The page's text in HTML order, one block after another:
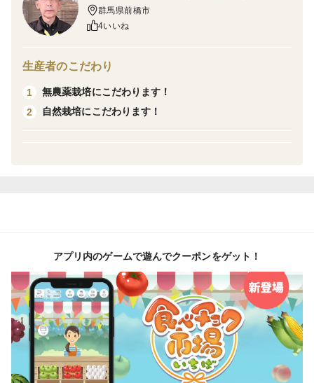
菊芋の分野の認定は、せーちゃん農園だけです。
https://www.hattori.ac.jp/about/service/certification-
菊芋は、私自身が糖尿病だったことがきっかけで生産を
はじめました。
なりました。
コーヒーやスープにひと匙。飲み物の味を邪魔しない自
然な風味です。
◯ イヌリンが豊富 ◯
菊芋はイヌリンやビタミンを豊富に含み、血糖値や糖尿
病が気になっている方に注目の食材です。
群馬県前橋市
4いいね
生産者のこだわり
1
無農薬栽培にこだわります！
2
自然栽培にこだわります！
アプリ内のゲームで遊んでクーポンをゲット！